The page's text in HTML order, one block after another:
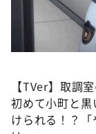
【TVer】取調
初めて小町と
けられる！？